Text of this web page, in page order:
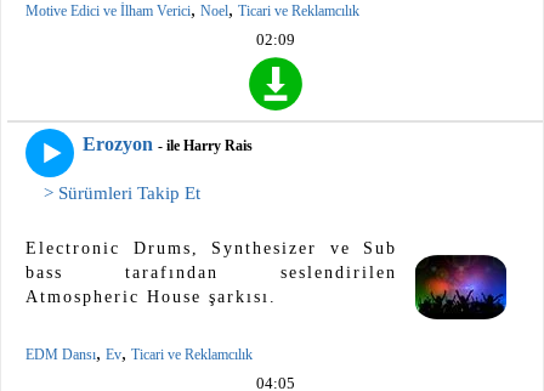
Motive Edici ve İlham Verici, Noel, Ticari ve Reklamcılık
02:09
Erozyon - ile Harry Rais
> Sürümleri Takip Et
Electronic Drums, Synthesizer ve Sub
bass tarafından seslendirilen
Atmospheric House şarkısı.
EDM Dansı, Ev, Ticari ve Reklamcılık
04:05